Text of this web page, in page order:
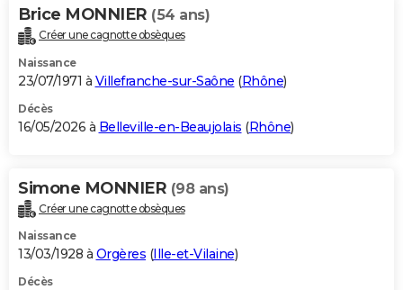
Brice MONNIER (54 ans)
Créer une cagnotte obsèques
Naissance
23/07/1971 à Villefranche-sur-Saône (Rhône)
Décès
16/05/2026 à Belleville-en-Beaujolais (Rhône)
Simone MONNIER (98 ans)
Créer une cagnotte obsèques
Naissance
13/03/1928 à Orgères (Ille-et-Vilaine)
Décès